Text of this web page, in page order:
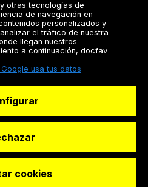
Technologies S.L
otras tecnologías de
de navegación en
personalizados y
el tráfico de nuestra
llegan nuestros
a continuación, docfav
usa tus datos
cookies